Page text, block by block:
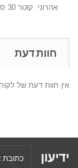
אהרוני. קוטר 30 ס"מ
חוות דעת
אין חוות דעת של
ידיעון